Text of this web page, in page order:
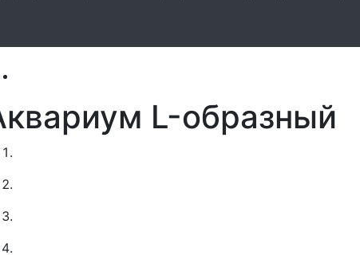
L-образный